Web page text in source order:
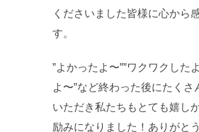
くださいました皆様に心から
す。
”よかったよ〜””ワクワクした
よ〜”など終わった後にたくさ
いただき私たちもとても嬉し
励みになりました！ありがと